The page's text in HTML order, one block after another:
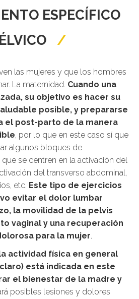
ESPECÍFICO
las mujeres y que los hombres
La maternidad. Cuando una
su objetivo es hacer su
posible, y prepararse
el post-parto de la manera
, por lo que en este caso sí que
algunos bloques de
se centren en la activación del
del transverso abdominal,
etc. Este tipo de ejercicios
evitar el dolor lumbar
la movilidad de la pelvis
vaginal y una recuperación
para la mujer.
actividad física en general
está indicada en este
el bienestar de la madre y
posibles lesiones y dolores